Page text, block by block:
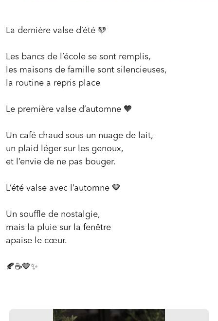
La dernière valse d’été 🩵
Les bancs de l’école se sont remplis,
les maisons de famille sont silencieuses,
la routine a repris place
Le première valse d’automne 🧡
Un café chaud sous un nuage de lait,
un plaid léger sur les genoux,
et l’envie de ne pas bouger.
L’été valse avec l’automne 🤎
Un souffle de nostalgie,
mais la pluie sur la fenêtre
apaise le cœur.
🍂☕️🤎✨